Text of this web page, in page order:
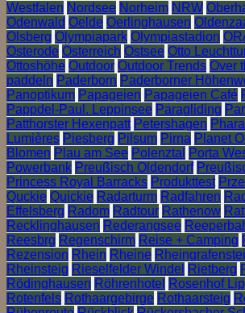
Westfalen Nordsee Norheim NRW
Odenwald Oelde Oerlinghausen
Olsberg Olympiapark Olympiastadion
Osterode Österreich Ostsee Otto
Ottoshöhe Outdoor Outdoor Trends Over
paddeln Paderborn Paderborner
Panoptikum Papageien Papageien Café
Pappdel-Paul. Leppinsee Paragliding
Patthorster Hexenpatt Petershagen
Lumières Piesberg Pilsum Pirna Planet
Blomen Plau am See Polenztal Porta
Powerbank Preußisch Oldendorf
Princess Royal Barracks Produkttest
Quckie Quickie Radarturm Radfahren
Effelsberg Radom Radtour Rathenow
Recklinghausen Rederangsee
Reesbrg Regenschirm Reise + Camping
Rezension Rhein Rheine
Rheinsteig Rieselfelder Windel Rietberg
Rödinghausen Röhrenhotel Rosenhof
Rotenfels Rothaargebirge Rothaarsteig